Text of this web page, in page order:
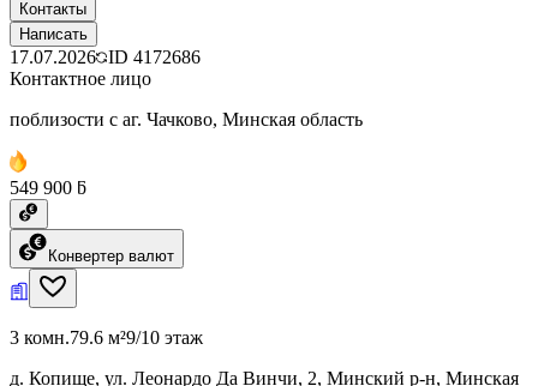
Контакты
Написать
17.07.2026 ID 4172686
Контактное лицо
поблизости с аг. Чачково, Минская область
549 900 ƃ
Конвертер валют
3 комн.79.6 м²9/10 этаж
д. Копище, ул. Леонардо Да Винчи, 2, Минский р-н, Минская